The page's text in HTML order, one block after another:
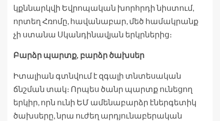
կքննարկվի Եվրոպական խորհրդի նիստում,
որտեղ Հռոմը, հավանաբար, մեծ համակրանք
չի ստանա Սկանդինավյան երկրներից։
Բարձր պարտք, բարձր ծախսեր
Իտալիան գտնվում է զգալի տնտեսական
ճնշման տակ։ Որպես ծանր պարտք ունեցող
երկիր, որն ունի ԵՄ ամենաբարձր էներգետիկ
ծախսերը, նրա ուժեղ արդյունաբերական